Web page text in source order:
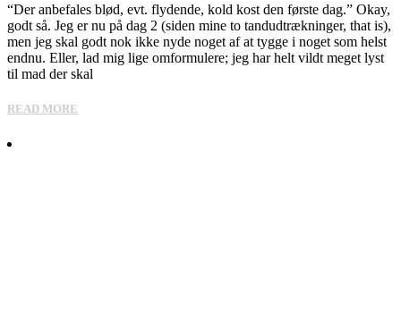
“Der anbefales blød, evt. flydende, kold kost den første dag.” Okay,
godt så. Jeg er nu på dag 2 (siden mine to tandudtrækninger, that is),
men jeg skal godt nok ikke nyde noget af at tygge i noget som helst
endnu. Eller, lad mig lige omformulere; jeg har helt vildt meget lyst
til mad der skal
READ MORE